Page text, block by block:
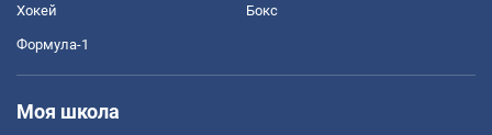
Хокей Бокс
Формула-1
Моя школа